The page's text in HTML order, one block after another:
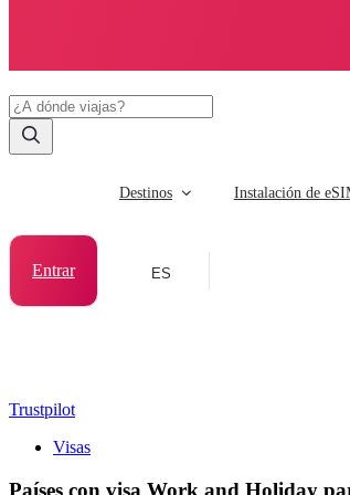
Destinos Instalación de
Entrar ES
Trustpilot
Visas
Países con visa Work and Holiday